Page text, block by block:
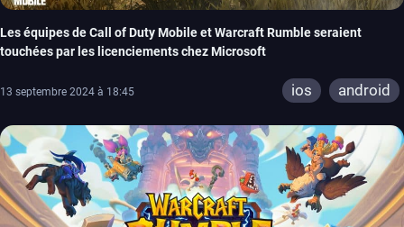
Les équipes de Call of Duty Mobile et Warcraft Rumble seraient
touchées par les licenciements chez Microsoft
13 septembre 2024 à 18:45 ios android